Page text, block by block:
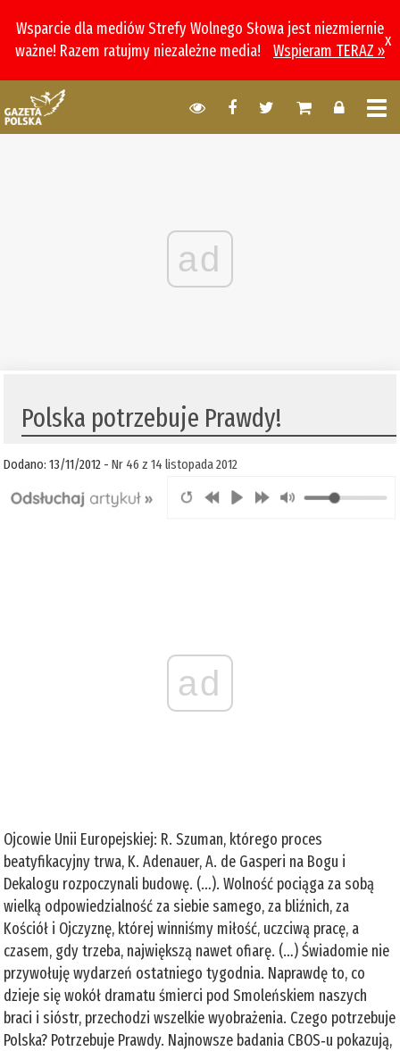
Wsparcie dla mediów Strefy Wolnego Słowa jest niezmiernie
ważne! Razem ratujmy niezależne media!
Wspieram TERAZ »
x
ad
Polska potrzebuje Prawdy!
Dodano: 13/11/2012 -Nr 46 z 14 listopada 2012
ad
Ojcowie Unii Europejskiej: R. Szuman, którego proces
beatyfikacyjny trwa, K. Adenauer, A. de Gasperi na Bogu i
Dekalogu rozpoczynali budowę. (…). Wolność pociąga za sobą
wielką odpowiedzialność za siebie samego, za bliźnich, za
Kościół i Ojczyznę, której winniśmy miłość, uczciwą pracę, a
czasem, gdy trzeba, największą nawet ofiarę. (…) Świadomie nie
przywołuję wydarzeń ostatniego tygodnia. Naprawdę to, co
dzieje się wokół dramatu śmierci pod Smoleńskiem naszych
braci i sióstr, przechodzi wszelkie wyobrażenia. Czego potrzebuje
Polska? Potrzebuje Prawdy. Najnowsze badania CBOS‑u pokazują,